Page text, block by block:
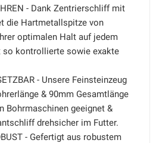
- Dank Zentrierschliff mit
die Hartmetallspitze von
optimalen Halt auf jedem
so kontrollierte sowie exakte
- Unsere Feinsteinzeug
& 90mm Gesamtlänge
Bohrmaschinen geeignet &
drehsicher im Futter.
- Gefertigt aus robustem